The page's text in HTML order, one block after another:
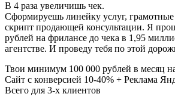
В 4 раза увеличишь чек.
Сформируешь линейку услуг,
скрипт продающей консультации. Я
рублей на фрилансе до чека в 1,95
агентстве. И проведу тебя по этой
Твои минимум 100 000 рублей в месяц
Сайт c конверсией 10-40% + Реклама
Всего для 3-х клиентов